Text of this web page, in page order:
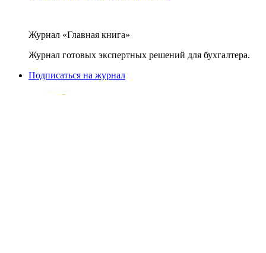
Журнал «Главная книга»
Журнал готовых экспертных решений для бухгалтера.
Подписаться на журнал